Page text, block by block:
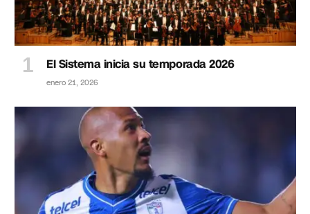
El Sistema inicia su temporada 2026
enero 21, 2026